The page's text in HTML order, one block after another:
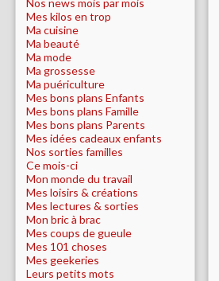
Nos news mois par mois
Mes kilos en trop
Ma cuisine
Ma beauté
Ma mode
Ma grossesse
Ma puériculture
Mes bons plans Enfants
Mes bons plans Famille
Mes bons plans Parents
Mes idées cadeaux enfants
Nos sorties familles
Ce mois-ci
Mon monde du travail
Mes loisirs & créations
Mes lectures & sorties
Mon bric à brac
Mes coups de gueule
Mes 101 choses
Mes geekeries
Leurs petits mots